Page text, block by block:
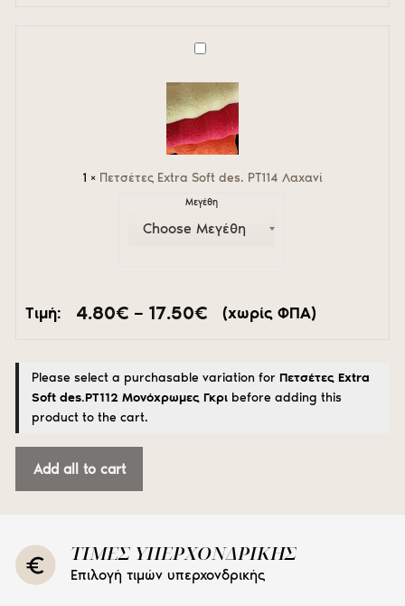
1 × Πετσέτες Extra Soft des. PT114 Λαχανί
Μεγέθη
Τιμή: 4.80€ – 17.50€ Price
17.50€
(χωρίς ΦΠΑ)
Please select a purchasable variation for Πετσέτες Extra
Soft des.PT112 Μονόχρωμες Γκρι before adding this
product to the cart.
Add all to cart
ΤΙΜΕΣ ΥΠΕΡΧΟΝΔΡΙΚΗΣ
Επιλογή τιμών υπερχονδρικής